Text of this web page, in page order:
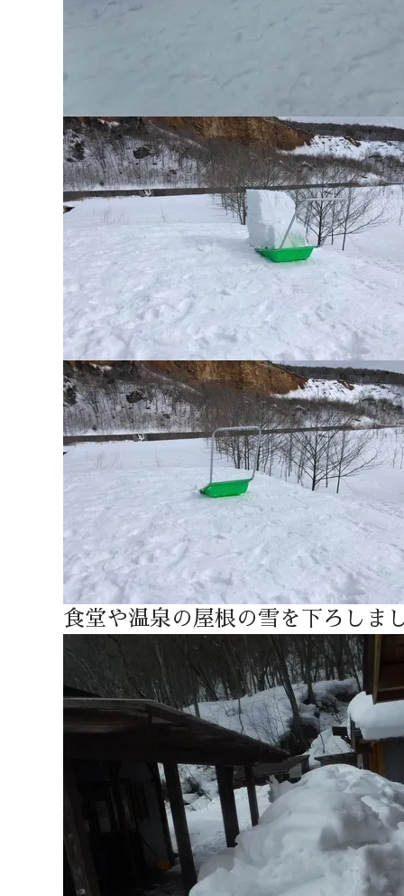
食堂や温泉の屋根の雪を下ろしま